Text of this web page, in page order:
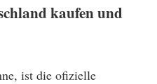
kaufen und
ist die ofizielle